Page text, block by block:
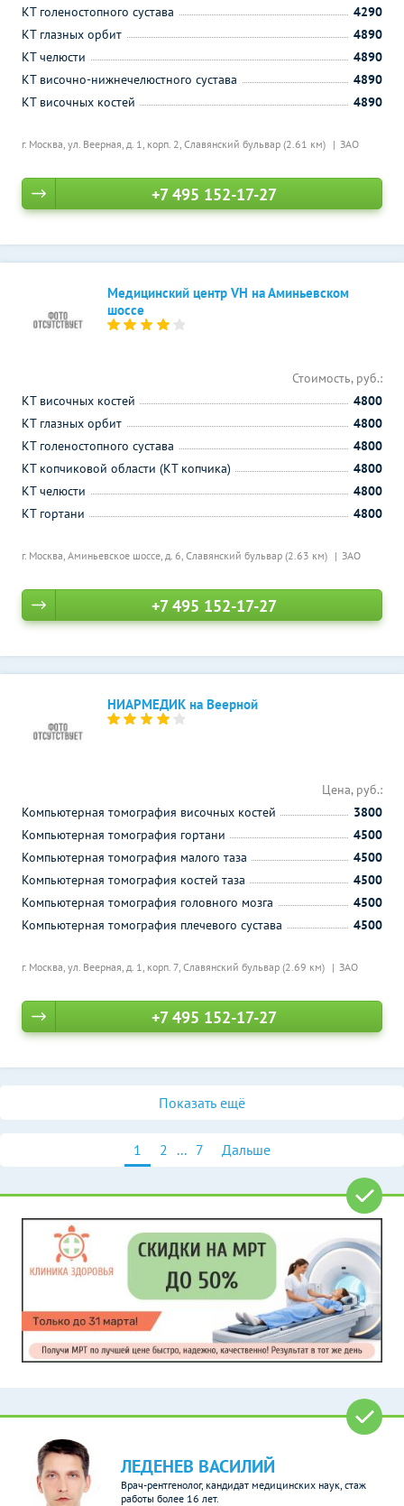
г. Москва, ул. Веерная, д. 1, корп. 2, Славянский бульвар (2.61 км) ЗАО
КТ голеностопного сустава
4290
КТ глазных орбит
4890
КТ челюсти
4890
КТ височно-нижнечелюстного сустава
4890
КТ височных костей
4890
+7 495 152-17-27
Медицинский центр VH на Аминьевском
шоссе
г. Москва, Аминьевское шоссе, д. 6, Славянский бульвар (2.63 км) ЗАО
Стоимость, руб.:
КТ височных костей
4800
КТ глазных орбит
4800
КТ голеностопного сустава
4800
КТ копчиковой области (КТ копчика)
4800
КТ челюсти
4800
КТ гортани
4800
+7 495 152-17-27
НИАРМЕДИК на Веерной
г. Москва, ул. Веерная, д. 1, корп. 7, Славянский бульвар (2.69 км) ЗАО
Цена, руб.:
Компьютерная томография височных костей
3800
Компьютерная томография гортани
4500
Компьютерная томография малого таза
4500
Компьютерная томография костей таза
4500
Компьютерная томография головного мозга
4500
Компьютерная томография плечевого сустава
4500
+7 495 152-17-27
Показать ещё
1 2 ... 7 Дальше
ЛЕДЕНЕВ ВАСИЛИЙ
Врач-рентгенолог, кандидат медицинских наук, стаж
работы более 16 лет.